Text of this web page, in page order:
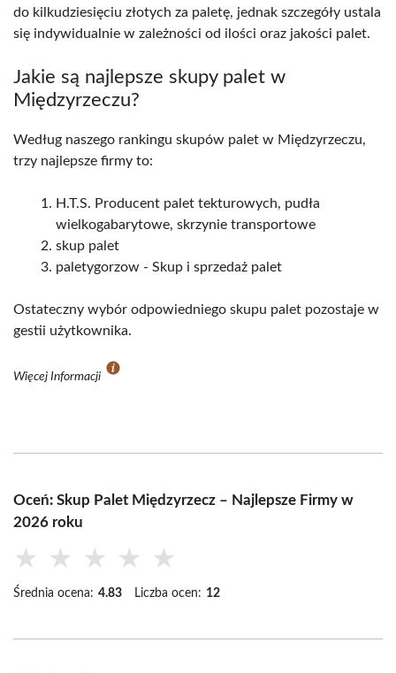
do kilkudziesięciu złotych za paletę, jednak szczegóły ustala
się indywidualnie w zależności od ilości oraz jakości palet.
Jakie są najlepsze skupy palet w
Międzyrzeczu?
Według naszego rankingu skupów palet w Międzyrzeczu,
trzy najlepsze firmy to:
H.T.S. Producent palet tekturowych, pudła
wielkogabarytowe, skrzynie transportowe
skup palet
paletygorzow - Skup i sprzedaż palet
Ostateczny wybór odpowiedniego skupu palet pozostaje w
gestii użytkownika.
Więcej Informacji
Oceń: Skup Palet Międzyrzecz – Najlepsze Firmy w
2026 roku
★ ★ ★ ★ ★
Średnia ocena: 4.83 Liczba ocen: 12